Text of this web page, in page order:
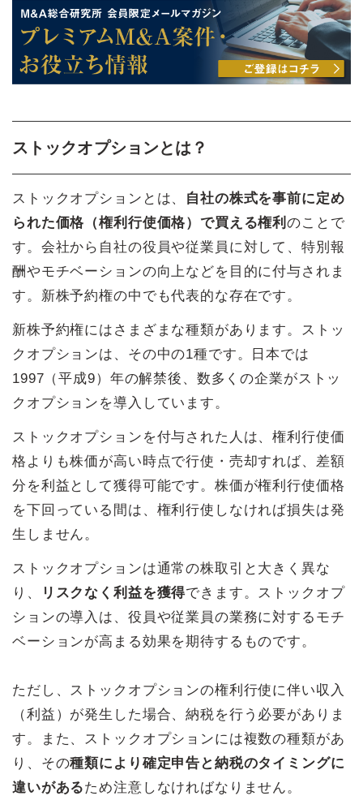
ストックオプションとは？
ストックオプションとは、 自社の株式を事前に定め
られた価格（権利行使価格）で買える権利のことで
す。会社から自社の役員や従業員に対して、特別報
酬やモチベーションの向上などを目的に付与されま
す。新株予約権の中でも代表的な存在です。
新株予約権にはさまざまな種類があります。ストッ
クオプションは、その中の1種です。日本では
1997（平成9）年の解禁後、数多くの企業がストッ
クオプションを導入しています。
ストックオプションを付与された人は、権利行使価
格よりも株価が高い時点で行使・売却すれば、差額
分を利益として獲得可能です。株価が権利行使価格
を下回っている間は、権利行使しなければ損失は発
生しません。
ストックオプションは通常の株取引と大きく異な
り、
リスクなく利益を獲得できます。ストックオプ
ションの導入は、役員や従業員の業務に対するモチ
ベーションが高まる効果を期待するものです。
ただし、ストックオプションの権利行使に伴い収入
（利益）が発生した場合、納税を行う必要がありま
す。また、ストックオプションには複数の種類があ
り、その種類により確定申告と納税のタイミングに
違いがあるため注意しなければなりません。